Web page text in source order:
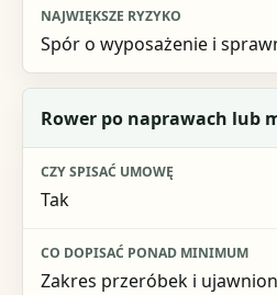
Spór o wyposażenie i
Rower po naprawach lub
Tak
Zakres przeróbek i